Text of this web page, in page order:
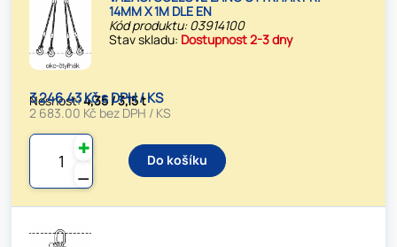
14MM X 1M DLE EN
Kód produktu: 03914100
Stav skladu: Dostupnost 2-3 dny
Nosnost:4,35 / 3,15 t
3 246.43 Kč s DPH / KS
2 683.00 Kč bez DPH / KS
⚊
✚
Do košíku